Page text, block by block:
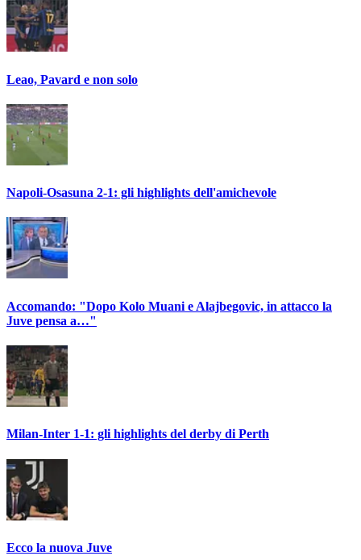
Leao, Pavard e non solo
Napoli-Osasuna 2-1: gli highlights dell'amichevole
Accomando: "Dopo Kolo Muani e Alajbegovic, in attacco la
Juve pensa a…"
Milan-Inter 1-1: gli highlights del derby di Perth
Ecco la nuova Juve